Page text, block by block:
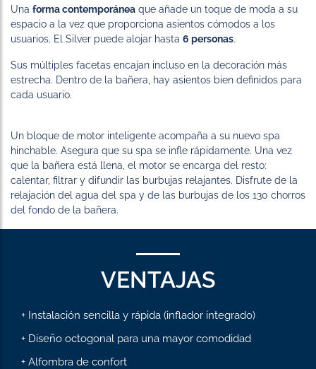
Una forma contemporánea que añade un toque de moda a su
espacio a la vez que proporciona asientos cómodos a los
usuarios. El Silver puede alojar hasta 6 personas.
Sus múltiples facetas encajan incluso en la decoración más
estrecha. Dentro de la bañera, hay asientos bien definidos para
cada usuario.
Un bloque de motor inteligente acompaña a su nuevo spa
hinchable. Asegura que su spa se infle rápidamente. Una vez
que la bañera está llena, el motor se encarga del resto:
calentar, filtrar y difundir las burbujas relajantes. Disfrute de la
relajación del agua del spa y de las burbujas de los 130 chorros
del fondo de la bañera.
VENTAJAS
+ Instalación sencilla y rápida (inflador integrado)
+ Diseño octogonal para una mayor comodidad
+ Alfombra de confort